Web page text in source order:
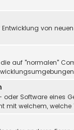
von
auf "normalen"
Software eines
mit welchem,